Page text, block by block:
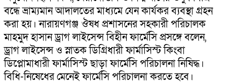
বন্ধে ভ্রাম্যমান আদালতের মাধ্যমে যেন কার্যকর ব্যবস্থা গ্রহন
করা হয়। নারায়ণগঞ্জ ঔষধ প্রশাসনের সহকারী পরিচালক
মাহমুদ হাসান ড্রাগ লাইসেন্স বিহীন ফার্মেসি প্রসঙ্গে বলেন,
ড্রাগ লাইসেন্স ও স্নাতক ডিগ্রিধারী ফার্মাসিস্ট কিংবা
ডিপ্লোমাধারী ফার্মাসিস্ট ছাড়া ফার্মেসি পরিচালনা নিষিদ্ধ।
বিধি-নিষেধের মেনেই ফার্মেসি পরিচালনা করতে হবে।